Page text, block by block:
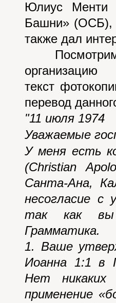
Юлиус Менти
Башни» (ОСБ),
также дал
текст
перевод
"11 июля 1974
Уважаемые
У меня есть
(Christian
Санта-Ана,
несогласие с
так как вы
Грамматика.
1. Ваше
Иоанна 1:1 в
Нет
применение